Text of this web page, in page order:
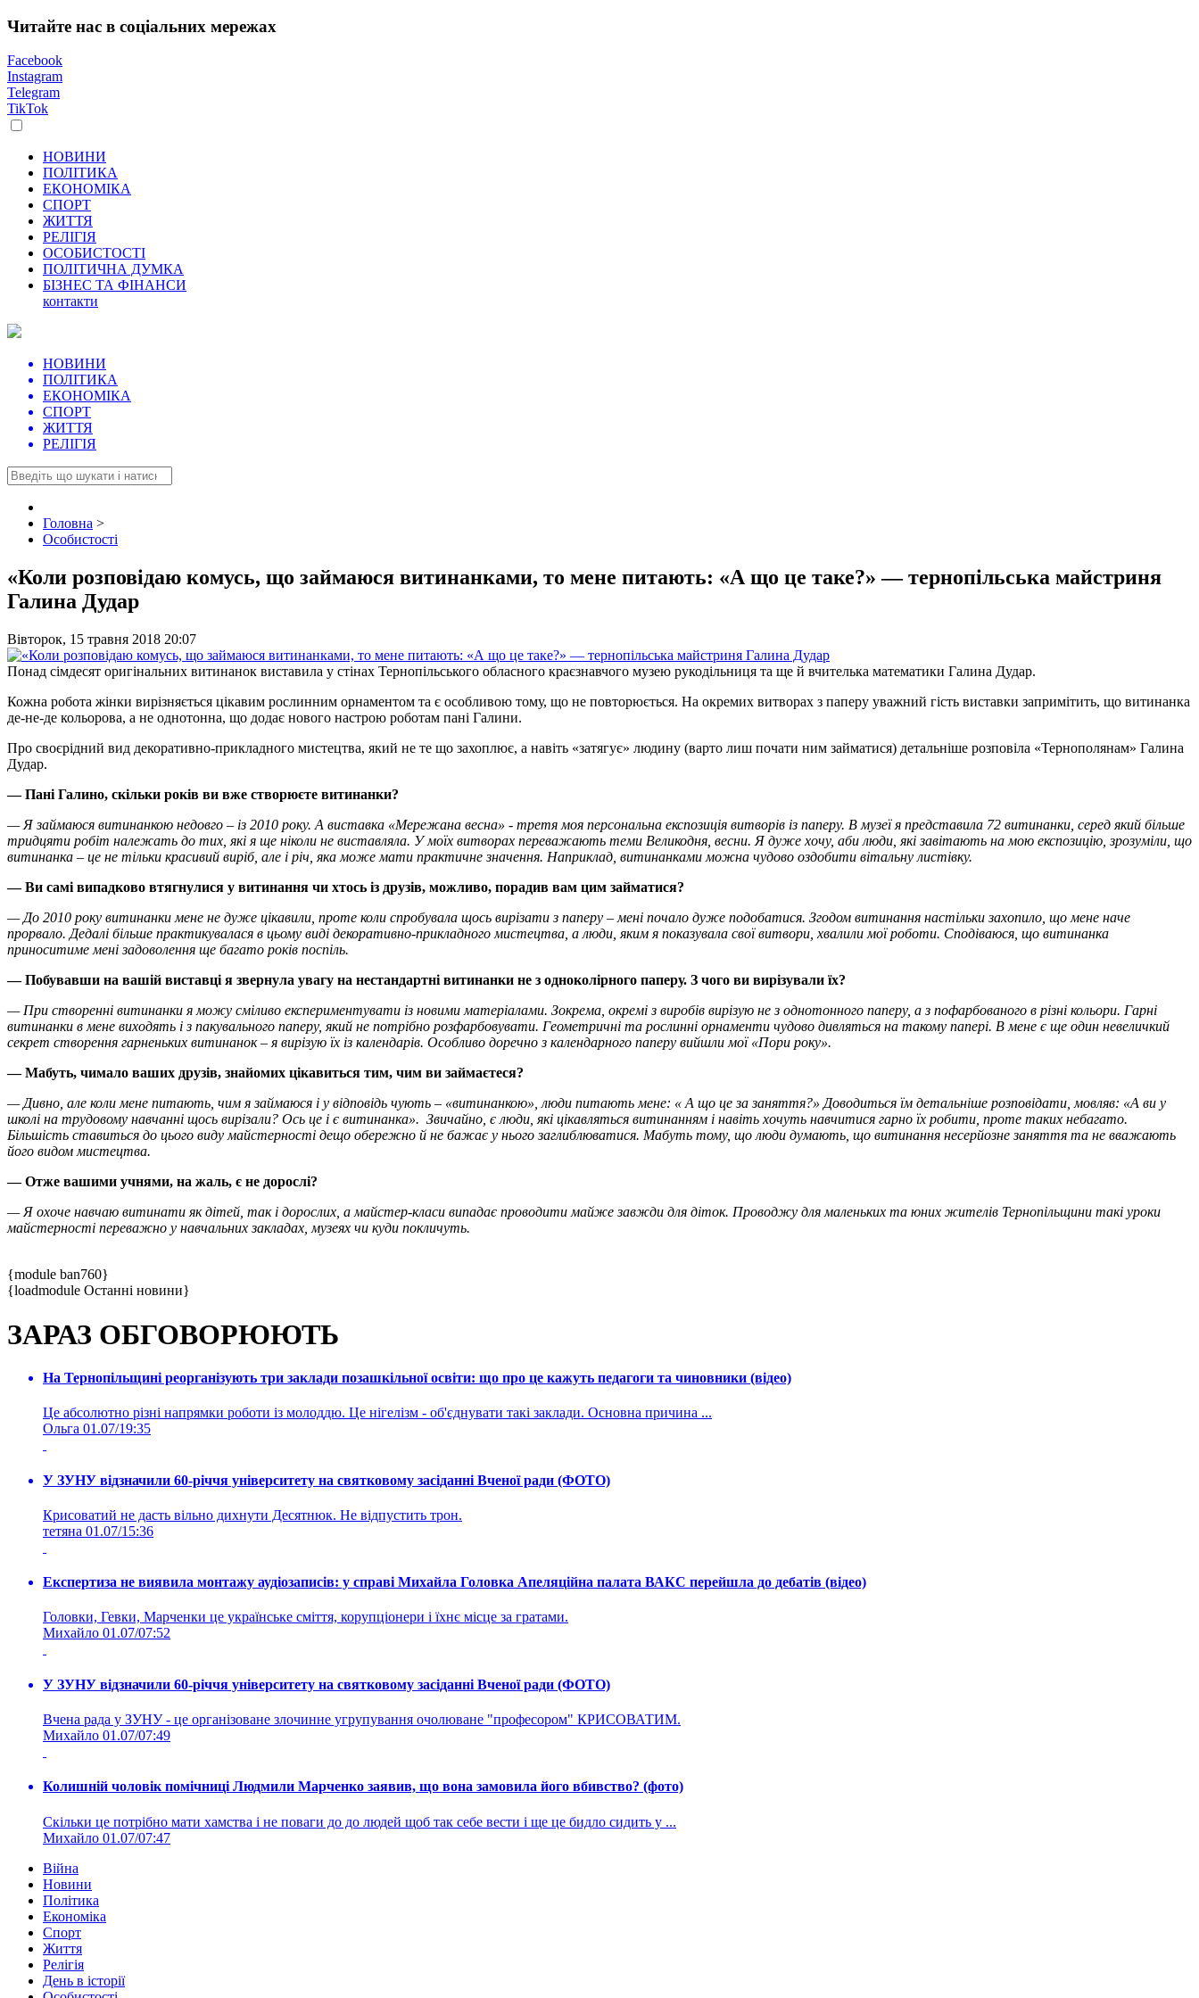
Читайте нас в соціальних мережах
Facebook
Instagram
Telegram
TikTok
НОВИНИ
ПОЛІТИКА
ЕКОНОМІКА
СПОРТ
ЖИТТЯ
РЕЛІГІЯ
ОСОБИСТОСТІ
ПОЛІТИЧНА ДУМКА
БІЗНЕС ТА ФІНАНСИ
контакти
НОВИНИ
ПОЛІТИКА
ЕКОНОМІКА
СПОРТ
ЖИТТЯ
РЕЛІГІЯ
Головна >
Особистості
«Коли розповідаю комусь, що займаюся витинанками, то мене питають: «А що це таке?» — тернопільська майстриня
Галина Дудар
Вівторок, 15 травня 2018 20:07
Понад сімдесят оригінальних витинанок виставила у стінах Тернопільського обласного краєзнавчого музею рукодільниця та ще й вчителька математики Галина Дудар.
Кожна робота жінки вирізняється цікавим рослинним орнаментом та є особливою тому, що не повторюється. На окремих витворах з паперу уважний гість виставки запримітить, що витинанка
де-не-де кольорова, а не однотонна, що додає нового настрою роботам пані Галини.
Про своєрідний вид декоративно-прикладного мистецтва, який не те що захоплює, а навіть «затягує» людину (варто лиш почати ним займатися) детальніше розповіла «Тернополянам» Галина
Дудар.
— Пані Галино, скільки років ви вже створюєте витинанки?
— Я займаюся витинанкою недовго – із 2010 року. А виставка «Мережана весна» - третя моя персональна експозиція витворів із паперу. В музеї я представила 72 витинанки, серед який більше
тридцяти робіт належать до тих, які я ще ніколи не виставляла. У моїх витворах переважають теми Великодня, весни. Я дуже хочу, аби люди, які завітають на мою експозицію, зрозуміли, що
витинанка – це не тільки красивий виріб, але і річ, яка може мати практичне значення. Наприклад, витинанками можна чудово оздобити вітальну листівку.
— Ви самі випадково втягнулися у витинання чи хтось із друзів, можливо, порадив вам цим займатися?
— До 2010 року витинанки мене не дуже цікавили, проте коли спробувала щось вирізати з паперу – мені почало дуже подобатися. Згодом витинання настільки захопило, що мене наче
прорвало. Дедалі більше практикувалася в цьому виді декоративно-прикладного мистецтва, а люди, яким я показувала свої витвори, хвалили мої роботи. Сподіваюся, що витинанка
приноситиме мені задоволення ще багато років поспіль.
— Побувавши на вашій виставці я звернула увагу на нестандартні витинанки не з одноколірного паперу. З чого ви вирізували їх?
— При створенні витинанки я можу сміливо експериментувати із новими матеріалами. Зокрема, окремі з виробів вирізую не з однотонного паперу, а з пофарбованого в різні кольори. Гарні
витинанки в мене виходять і з пакувального паперу, який не потрібно розфарбовувати. Геометричні та рослинні орнаменти чудово дивляться на такому папері. В мене є ще один невеличкий
секрет створення гарненьких витинанок – я вирізую їх із календарів. Особливо доречно з календарного паперу вийшли мої «Пори року».
— Мабуть, чимало ваших друзів, знайомих цікавиться тим, чим ви займаєтеся?
— Дивно, але коли мене питають, чим я займаюся і у відповідь чують – «витинанкою», люди питають мене: « А що це за заняття?» Доводиться їм детальніше розповідати, мовляв: «А ви у
школі на трудовому навчанні щось вирізали? Ось це і є витинанка». Звичайно, є люди, які цікавляться витинанням і навіть хочуть навчитися гарно їх робити, проте таких небагато.
Більшість ставиться до цього виду майстерності дещо обережно й не бажає у нього заглиблюватися. Мабуть тому, що люди думають, що витинання несерйозне заняття та не вважають
його видом мистецтва.
— Отже вашими учнями, на жаль, є не дорослі?
— Я охоче навчаю витинати як дітей, так і дорослих, а майстер-класи випадає проводити майже завжди для діток. Проводжу для маленьких та юних жителів Тернопільщини такі уроки
майстерності переважно у навчальних закладах, музеях чи куди покличуть.
{module ban760}
{loadmodule Останні новини}
ЗАРАЗ ОБГОВОРЮЮТЬ
На Тернопільщині реорганізують три заклади позашкільної освіти: що про це кажуть педагоги та чиновники (відео)
Це абсолютно різні напрямки роботи із молоддю. Це нігелізм - об'єднувати такі заклади. Основна причина ...
Ольга 01.07/19:35
У ЗУНУ відзначили 60-річчя університету на святковому засіданні Вченої ради (ФОТО)
Крисоватий не дасть вільно дихнути Десятнюк. Не відпустить трон.
тетяна 01.07/15:36
Експертиза не виявила монтажу аудіозаписів: у справі Михайла Головка Апеляційна палата ВАКС перейшла до дебатів (відео)
Головки, Гевки, Марченки це українське сміття, корупціонери і їхнє місце за гратами.
Михайло 01.07/07:52
У ЗУНУ відзначили 60-річчя університету на святковому засіданні Вченої ради (ФОТО)
Вчена рада у ЗУНУ - це організоване злочинне угрупування очолюване "професором" КРИСОВАТИМ.
Михайло 01.07/07:49
Колишній чоловік помічниці Людмили Марченко заявив, що вона замовила його вбивство? (фото)
Скільки це потрібно мати хамства і не поваги до до людей щоб так себе вести і ще це бидло сидить у ...
Михайло 01.07/07:47
Війна
Новини
Політика
Економіка
Спорт
Життя
Релігія
День в історії